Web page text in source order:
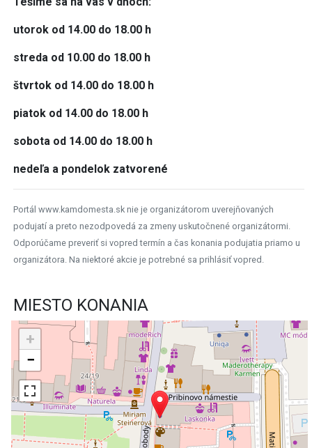
utorok od 14.00 do 18.00 h
streda od 10.00 do 18.00 h
štvrtok od 14.00 do 18.00 h
piatok od 14.00 do 18.00 h
sobota od 14.00 do 18.00 h
nedeľa a pondelok zatvorené
Portál www.kamdomesta.sk nie je organizátorom uverejňovaných
podujatí a preto nezodpovedá za zmeny uskutočnené organizátormi.
Odporúčame preveriť si vopred termín a čas konania podujatia priamo u
organizátora. Na niektoré akcie je potrebné sa prihlásiť vopred.
MIESTO KONANIA
+
−